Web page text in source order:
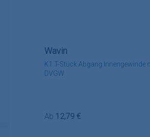
K1 T-Stück Abgang Innengewinde
DVGW
Wavin
Regulärer Preis:
Ab 12,79 €